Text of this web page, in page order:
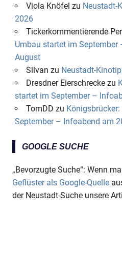
Viola Knöfel zu Neustadt-
2026
Tickerkommentierende
Umbau startet im
August
Silvan zu Neustadt-
Dresdner Eierschreckezu
startet im September –
TomDD zu
September – Infoabend am
GOOGLE SUCHE
„Bevorzugte Suche“: Wenn
Geflüster als Google-Quelle
der Neustadt-Suche unsere